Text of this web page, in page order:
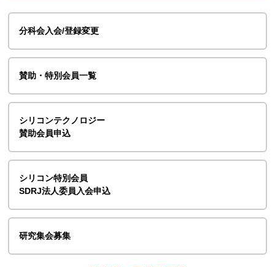
分科会入会/登録変更
賛助・特別会員一覧
シリコンテクノロジー
賛助会員申込
シリコン特別会員
SDRJ法人委員入会申込
研究集会募集